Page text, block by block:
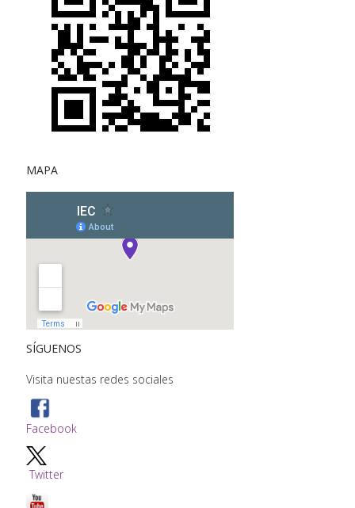
MAPA
SÍGUENOS
Visita nuestas redes sociales
Facebook
Twitter